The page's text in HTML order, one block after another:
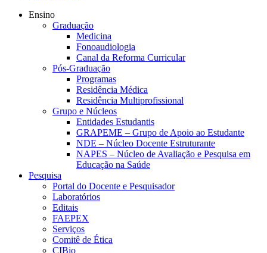
Ensino
Graduação
Medicina
Fonoaudiologia
Canal da Reforma Curricular
Pós-Graduação
Programas
Residência Médica
Residência Multiprofissional
Grupo e Núcleos
Entidades Estudantis
GRAPEME – Grupo de Apoio ao Estudante
NDE – Núcleo Docente Estruturante
NAPES – Núcleo de Avaliação e Pesquisa em
Educação na Saúde
Pesquisa
Portal do Docente e Pesquisador
Laboratórios
Editais
FAEPEX
Serviços
Comitê de Ética
CIBio